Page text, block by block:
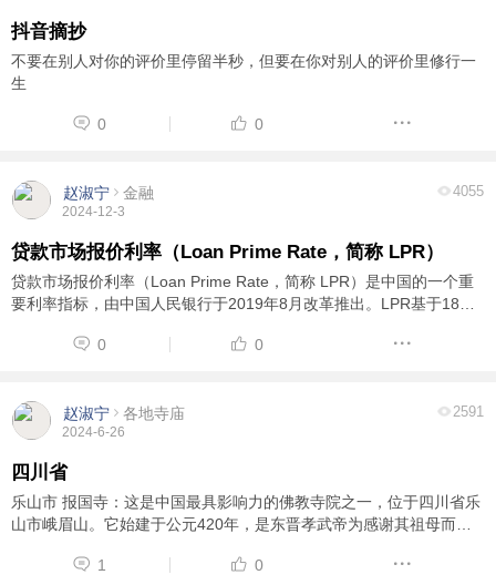
抖音摘抄
不要在别人对你的评价里停留半秒，但要在你对别人的评价里修行一
生
0 0
赵淑宁 金融
2024-12-3
4055
贷款市场报价利率（Loan Prime Rate，简称 LPR）
贷款市场报价利率（Loan Prime Rate，简称 LPR）是中国的一个重
要利率指标，由中国人民银行于2019年8月改革推出。LPR基于18家
作用是引导市场利率，同时作为银行贷款利率定价 ...
0 0
赵淑宁 各地寺庙
2024-6-26
2591
四川省
乐山市 报国寺：这是中国最具影响力的佛教寺院之一，位于四川省乐
山市峨眉山。它始建于公元420年，是东晋孝武帝为感谢其祖母而建
著名的是世界上最大的铜铸弥勒佛像和金刚宝 ...
1 0